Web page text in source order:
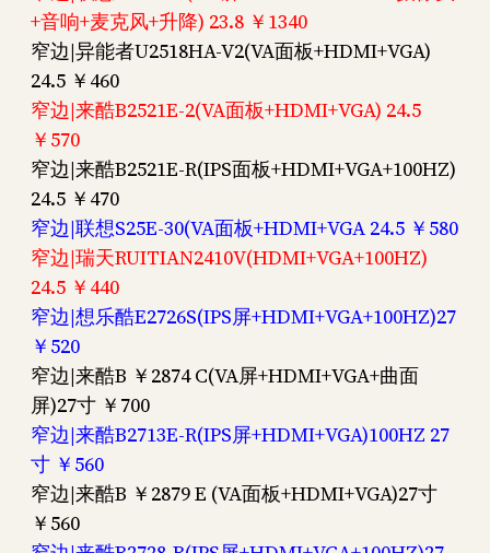
+音响+麦克风+升降) 23.8 ￥1340
窄边|异能者U2518HA-V2(VA面板+HDMI+VGA)
24.5 ￥460
窄边|来酷B2521E-2(VA面板+HDMI+VGA) 24.5
￥570
窄边|来酷B2521E-R(IPS面板+HDMI+VGA+100HZ)
24.5 ￥470
窄边|联想S25E-30(VA面板+HDMI+VGA 24.5 ￥580
窄边|瑞天RUITIAN2410V(HDMI+VGA+100HZ)
24.5 ￥440
窄边|想乐酷E2726S(IPS屏+HDMI+VGA+100HZ)27
￥520
窄边|来酷B ￥2874 C(VA屏+HDMI+VGA+曲面
屏)27寸 ￥700
窄边|来酷B2713E-R(IPS屏+HDMI+VGA)100HZ 27
寸 ￥560
窄边|来酷B ￥2879 E (VA面板+HDMI+VGA)27寸
￥560